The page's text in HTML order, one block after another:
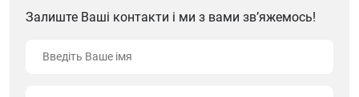
Залиште Ваші контакти і ми з вами зв’яжемось!